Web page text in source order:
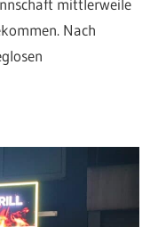
mittlerweile
Nach